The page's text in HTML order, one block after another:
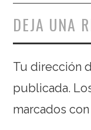
DEJA UNA
Tu dirección
publicada.
marcados con